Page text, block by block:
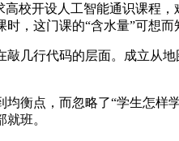
校开设人工智能通识课程
，这门课的“含水量”可想而
行代码的层面。成立从地
点，而忽略了“学生怎样学
班。